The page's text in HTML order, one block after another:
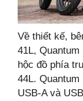
Về thiết kế,
41L,
hộc đồ phía
44L.
USB-A và